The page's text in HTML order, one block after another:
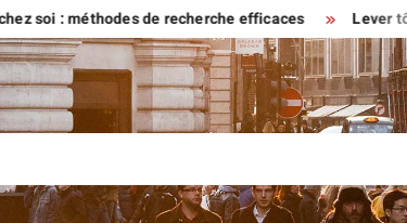
méthodes de recherche efficaces Lever tôt ou